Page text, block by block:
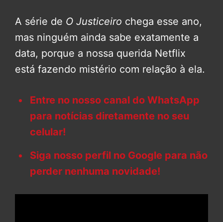
A série de O Justiceiro chega esse ano,
mas ninguém ainda sabe exatamente a
data, porque a nossa querida Netflix
está fazendo mistério com relação à ela.
Entre no nosso canal do WhatsApp
para notícias diretamente no seu
celular!
Siga nosso perfil no Google para não
perder nenhuma novidade!